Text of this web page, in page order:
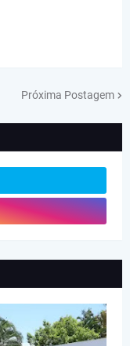
Próxima Postagem